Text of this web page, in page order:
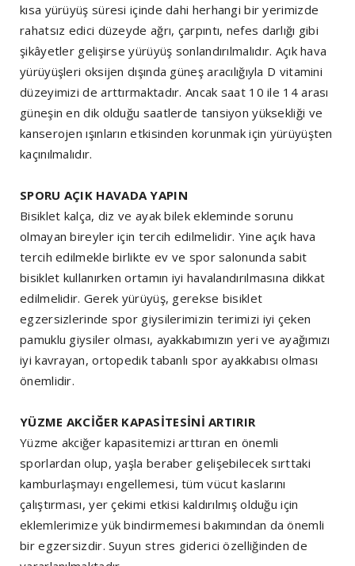
kısa yürüyüş süresi içinde dahi herhangi bir yerimizde
rahatsız edici düzeyde ağrı, çarpıntı, nefes darlığı gibi
şikâyetler gelişirse yürüyüş sonlandırılmalıdır. Açık hava
yürüyüşleri oksijen dışında güneş aracılığıyla D vitamini
düzeyimizi de arttırmaktadır. Ancak saat 10 ile 14 arası
güneşin en dik olduğu saatlerde tansiyon yüksekliği ve
kanserojen ışınların etkisinden korunmak için yürüyüşten
kaçınılmalıdır.
SPORU AÇIK HAVADA YAPIN
Bisiklet kalça, diz ve ayak bilek ekleminde sorunu
olmayan bireyler için tercih edilmelidir. Yine açık hava
tercih edilmekle birlikte ev ve spor salonunda sabit
bisiklet kullanırken ortamın iyi havalandırılmasına dikkat
edilmelidir. Gerek yürüyüş, gerekse bisiklet
egzersizlerinde spor giysilerimizin terimizi iyi çeken
pamuklu giysiler olması, ayakkabımızın yeri ve ayağımızı
iyi kavrayan, ortopedik tabanlı spor ayakkabısı olması
önemlidir.
YÜZME AKCİĞER KAPASİTESİNİ ARTIRIR
Yüzme akciğer kapasitemizi arttıran en önemli
sporlardan olup, yaşla beraber gelişebilecek sırttaki
kamburlaşmayı engellemesi, tüm vücut kaslarını
çalıştırması, yer çekimi etkisi kaldırılmış olduğu için
eklemlerimize yük bindirmemesi bakımından da önemli
bir egzersizdir. Suyun stres giderici özelliğinden de